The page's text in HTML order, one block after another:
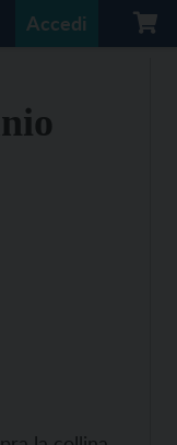
Accedi